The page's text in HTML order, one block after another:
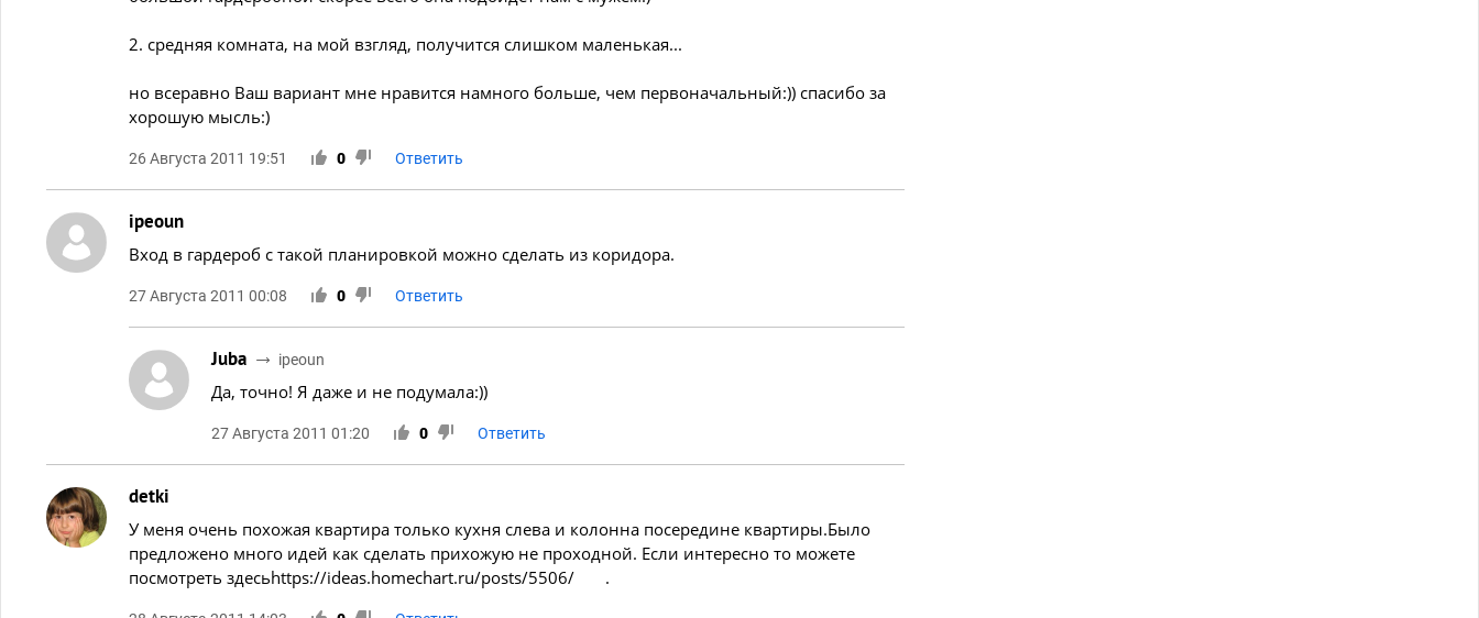
2. средняя комната, на мой взгляд, получится слишком маленькая...
но всеравно Ваш вариант мне нравится намного больше, чем первоначальный:)) спасибо за
хорошую мысль:)
26 Августа 2011 19:51 0 Ответить
ipeoun
Вход в гардероб с такой планировкой можно сделать из коридора.
27 Августа 2011 00:08 0 Ответить
Juba ipeoun
Да, точно! Я даже и не подумала:))
27 Августа 2011 01:20 0 Ответить
detki
У меня очень похожая квартира только кухня слева и колонна посередине квартиры.Было
предложено много идей как сделать прихожую не проходной. Если интересно то можете
посмотреть здесьhttps://ideas.homechart.ru/posts/5506/ .